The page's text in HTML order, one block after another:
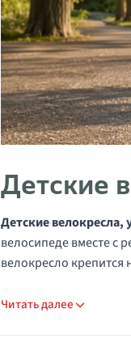
Детские
Детские велокресла,
велосипеде вместе с
велокресло
Читать далее